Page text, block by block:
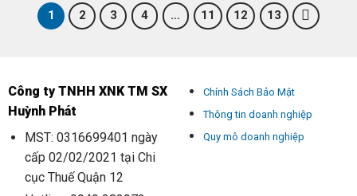
1 2 3 4 … 11 12 13
Công ty TNHH XNK TM SX
Huỳnh Phát
MST: 0316699401 ngày
cấp 02/02/2021 tại Chi
cục Thuế Quận 12
Chính Sách Bảo Mật
Thông tin doanh nghiệp
Quy mô doanh nghiệp